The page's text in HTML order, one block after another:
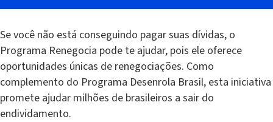
Se você não está conseguindo pagar suas dívidas, o
Programa Renegocia pode te ajudar, pois ele oferece
oportunidades únicas de renegociações. Como
complemento do Programa Desenrola Brasil, esta iniciativa
promete ajudar milhões de brasileiros a sair do
endividamento.